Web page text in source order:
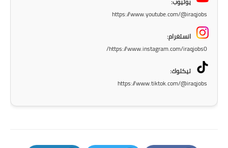
اخبار وقرارات وزارة التعليم
https://www.youtube.com/@iraqjobs
انستغرام:
https://www.instagram.com/iraqjobs0/
تيكتوك:
https://www.tiktok.com/@iraqjobs